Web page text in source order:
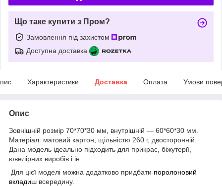
Що таке купити з Пром?
Замовлення під захистом
Доступна доставка
Характеристики Доставка Оплата Умови
Опис
Зовнішній розмір 70*70*30 мм, внутрішній ― 60*60*30 мм.
Матеріал: матовий картон, щільністю 260 г, двосторонній.
Дана модель ідеально підходить для прикрас, біжутерії,
ювелірних виробів і ін.
Для цієї моделі можна додатково придбати поролоновий
вкладиш всередину.